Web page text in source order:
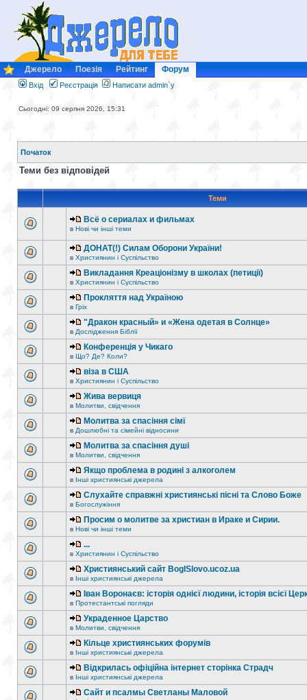
Джерело Поезія Рейтинг Форум
Вхід Реєстрація Написати admin`у
Сьогодні: 09 серпня 2026, 15:31
Початок
Теми без відповідей
Теми
Всё о сериалах и фильмах
в Нові чи інші теми
ДОНАТ(!) Силам Оборони України!
в Християнин і Суспільство
Викладання Креаціонізму в школах (петиції)
в Християнин і Суспільство
Прокляття над Україною
в Гріх
"Дракон красный» и «Жена одетая в Солнце»
в Дослідження Біблії
Конференція у Чикаго
в Що? Де? Коли?
віза в США
в Християнин і Суспільство
Жива вервиця
в Молитви, свідчення
Молитва за спасіння сімї
в Дошлюбні та сімейні відносини
Молитва за спасіння душі
в Молитви, свідчення
Якщо проблема в родині з алкоголем
в Інші християнські джерела
Слухайте справжні християнські пісні та Слово Боже
в Богослужіння
Просим о молитве за христиан в Ираке и Сирии.
в Нові чи інші теми
...
в Християнин і Суспільство
Християнський сайт BogISlovo.ucoz.ua
в Інші християнські джерела
Іван Воронаєв: історія однієї людини, історія всієї
в Протестантські погляди
Украденное Царство
в Молитви, свідчення
Кільце християнських форумів
в Інші християнські джерела
Відкрилась офіційна інтернет сторінка Страдч
в Інші християнські джерела
Сайт и псалмы Светланы Маловой